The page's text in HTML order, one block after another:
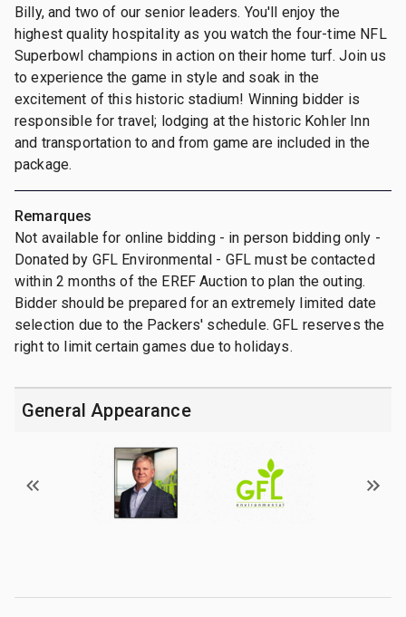
Billy, and two of our senior leaders. You'll enjoy the
highest quality hospitality as you watch the four-time NFL
Superbowl champions in action on their home turf. Join us
to experience the game in style and soak in the
excitement of this historic stadium! Winning bidder is
responsible for travel; lodging at the historic Kohler Inn
and transportation to and from game are included in the
package.
Remarques
Not available for online bidding - in person bidding only -
Donated by GFL Environmental - GFL must be contacted
within 2 months of the EREF Auction to plan the outing.
Bidder should be prepared for an extremely limited date
selection due to the Packers' schedule. GFL reserves the
right to limit certain games due to holidays.
General Appearance